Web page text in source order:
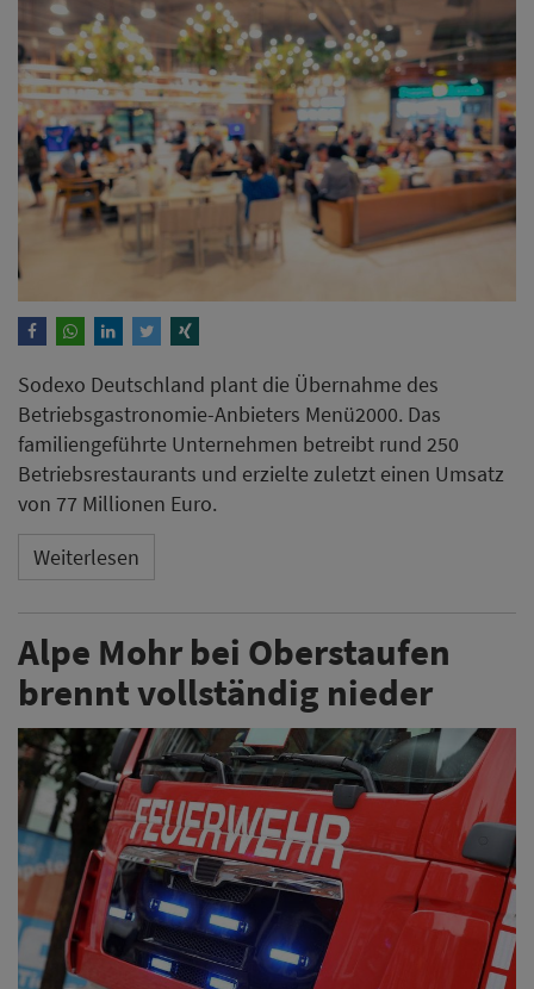
Sodexo Deutschland plant die Übernahme des
Betriebsgastronomie-Anbieters Menü2000. Das
familiengeführte Unternehmen betreibt rund 250
Betriebsrestaurants und erzielte zuletzt einen Umsatz
von 77 Millionen Euro.
Weiterlesen
Alpe Mohr bei Oberstaufen
brennt vollständig nieder